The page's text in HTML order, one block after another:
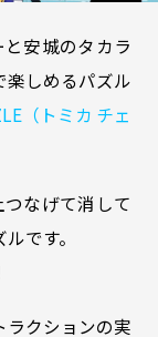
安城のタカラ
楽しめるパズル
（トミカ チェ
なげて消して
です。
ラクションの実